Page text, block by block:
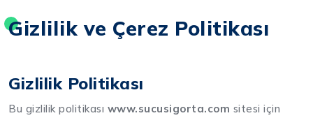
Gizlilik ve Çerez Politikası
Gizlilik Politikası
Bu gizlilik politikası www.sucusigorta.com sitesi için